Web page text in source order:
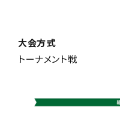
大会方式
トーナメント戦